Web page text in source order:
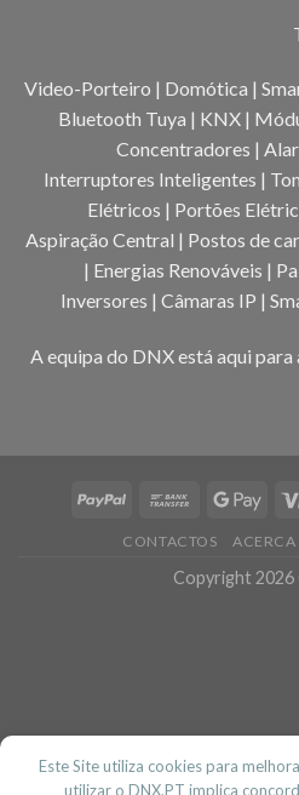
Video-Porteiro | Domótica |
Bluetooth Tuya | KNX |
Concentradores |
Interruptores Inteligentes |
Elétricos | Portões
Aspiração Central | Postos de
| Energias Renováveis |
Inversores | Câmaras IP |
A equipa do DNX está aqui
CONTACTOS
Copyright
Este Site utiliza cookies para
utilizar o DNX.PT implica